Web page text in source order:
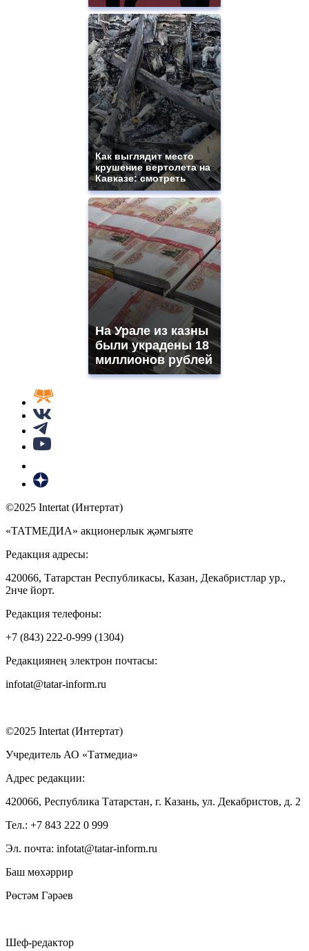
Как выглядит место
крушение вертолета на
Кавказе: смотреть
На Урале из казны
были украдены 18
миллионов рублей
©2025 Intertat (Интертат)
«ТАТМЕДИА» акционерлык җәмгыяте
Редакция адресы:
420066, Татарстан Республикасы, Казан, Декабристлар ур.,
2нче йорт.
Редакция телефоны:
+7 (843) 222-0-999 (1304)
Редакциянең электрон почтасы:
infotat@tatar-inform.ru
©2025 Intertat (Интертат)
Учредитель АО «Татмедиа»
Адрес редакции:
420066, Республика Татарстан, г. Казань, ул. Декабристов, д. 2
Тел.: +7 843 222 0 999
Эл. почта: infotat@tatar-inform.ru
Баш мөхәррир
Рөстәм Гәрәев
Шеф-редактор